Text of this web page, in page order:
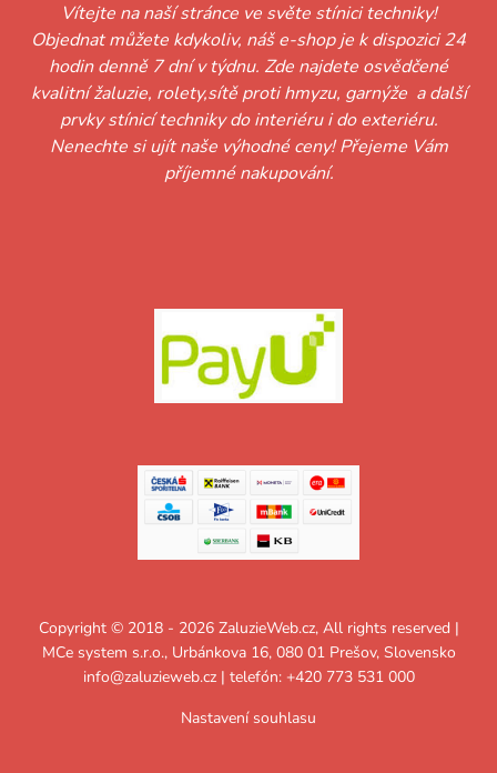
Vítejte na naší stránce ve světe stínici techniky!
Objednat můžete kdykoliv, náš e-shop je k dispozici 24
hodin denně 7 dní v týdnu. Zde najdete osvědčené
kvalitní žaluzie, rolety,sítě proti hmyzu, garnýže a další
prvky stínicí techniky do interiéru i do exteriéru.
Nenechte si ujít naše výhodné ceny! Přejeme Vám
příjemné nakupování.
Copyright © 2018 - 2026 ZaluzieWeb.cz, All rights reserved |
MCe system s.r.o., Urbánkova 16, 080 01 Prešov, Slovensko
info@zaluzieweb.cz| telefón: +420 773 531 000
Nastavení souhlasu